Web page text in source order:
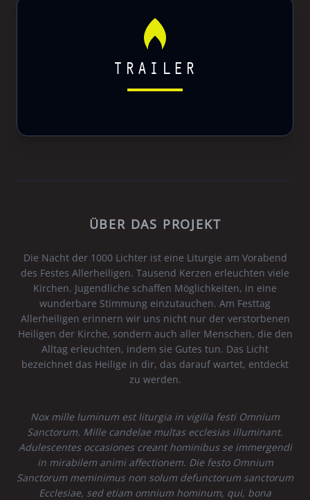
TRAILER
ÜBER DAS PROJEKT
Die Nacht der 1000 Lichter ist eine Liturgie am Vorabend
des Festes Allerheiligen. Tausend Kerzen erleuchten viele
Kirchen. Jugendliche schaffen Möglichkeiten, in eine
wunderbare Stimmung einzutauchen. Am Festtag
Allerheiligen erinnern wir uns nicht nur der verstorbenen
Heiligen der Kirche, sondern auch aller Menschen, die den
Alltag erleuchten, indem sie Gutes tun. Das Licht
bezeichnet das Heilige in dir, das darauf wartet, entdeckt
zu werden.
Nox mille luminum est liturgia in vigilia festi Omnium
Sanctorum. Mille candelae multas ecclesias illuminant.
Adulescentes occasiones creant hominibus se immergendi
in mirabilem animi affectionem. Die festo Omnium
Sanctorum meminimus non solum defunctorum sanctorum
Ecclesiae, sed etiam omnium hominum, qui, bona